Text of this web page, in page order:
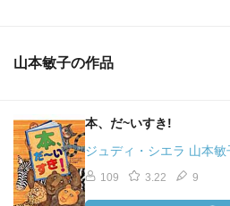
山本敏子の作品
本、だ~いすき!
ジュディ・シエラ 山本
109 3.22 9